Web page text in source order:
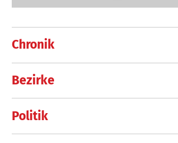
Chronik
Bezirke
Politik